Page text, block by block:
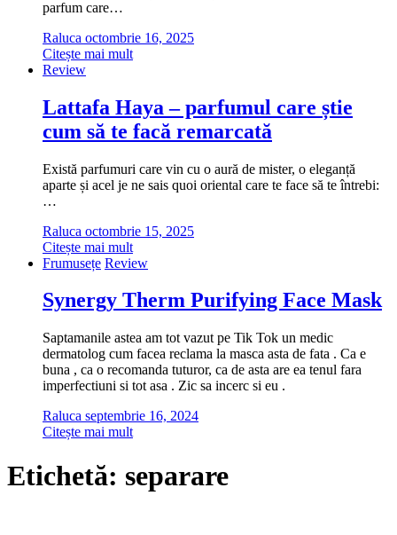
parfum care…
Raluca octombrie 16, 2025
Citește mai mult
Review
Lattafa Haya – parfumul care știe
cum să te facă remarcată
Există parfumuri care vin cu o aură de mister, o eleganță
aparte și acel je ne sais quoi oriental care te face să te întrebi:
…
Raluca octombrie 15, 2025
Citește mai mult
Frumusețe Review
Synergy Therm Purifying Face Mask
Saptamanile astea am tot vazut pe Tik Tok un medic
dermatolog cum facea reclama la masca asta de fata . Ca e
buna , ca o recomanda tuturor, ca de asta are ea tenul fara
imperfectiuni si tot asa . Zic sa incerc si eu .
Raluca septembrie 16, 2024
Citește mai mult
Etichetă: separare